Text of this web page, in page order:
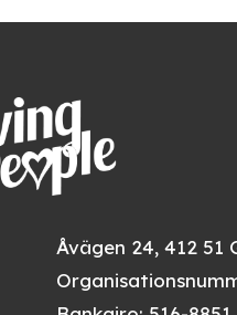
Åvägen 24, 412 51